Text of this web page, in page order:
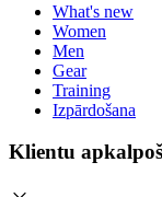
What's new
Women
Men
Gear
Training
Izpārdošana
Klientu